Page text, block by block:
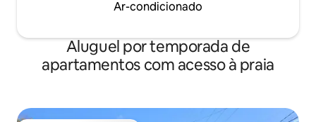
Ar-condicionado
Aluguel por temporada de
apartamentos com acesso à praia